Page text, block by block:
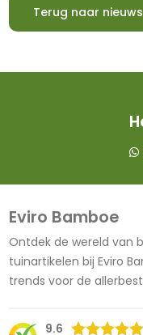
Terug naar
Eviro Bamboe
Ontdek de wereld van
tuinartikelen bij Eviro
trends voor de
9.6